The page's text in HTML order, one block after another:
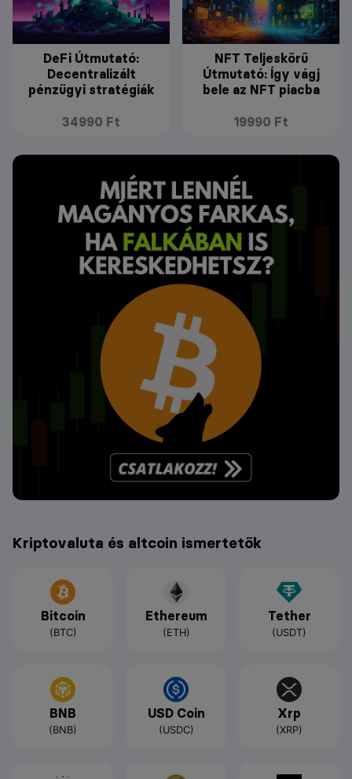
DeFi Útmutató:
Decentralizált
pénzügyi stratégiák
34990 Ft
NFT Teljeskörű
Útmutató: Így vágj
bele az NFT piacba
19990 Ft
Kriptovaluta és altcoin ismertetők
Bitcoin
(BTC)
Ethereum
(ETH)
Tether
(USDT)
BNB
(BNB)
USD Coin
(USDC)
Xrp
(XRP)